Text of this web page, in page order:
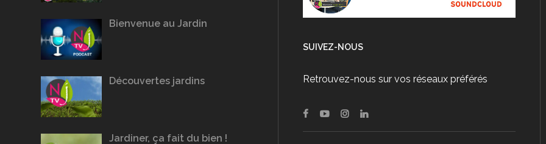
Bienvenue au Jardin
Découvertes jardins
Jardiner, ça fait du bien !
SUIVEZ-NOUS
Retrouvez-nous sur vos réseaux préférés